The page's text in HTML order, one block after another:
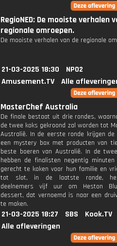
RegioNED: De mooiste verhalen
regionale omroepen.
De mooiste verhalen van de regionale
21-03-2025 18:30
NPO2
Amusement.TV
Alle
MasterChef Australia
De finale bestaat uit drie rondes,
de twee koks gekroond zal worden tot
Australië. In de eerste ronde krijgen
een mystery box met producten van
beste boeren van Australië. In de
hebben de finalisten negentig
gerecht te koken voor hun familie en
tot slot, in de laatste ronde,
deelnemers vijf uur om Heston
dessert, dat vernoemd is naar een
te maken.
21-03-2025 18:27 SBS
Kook.TV
Alle afleveringen